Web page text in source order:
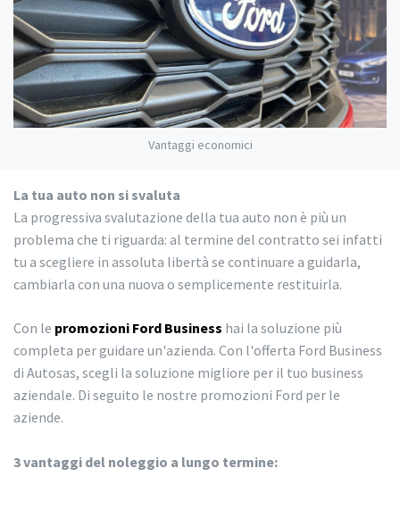
Vantaggi economici
La tua auto non si svaluta
La progressiva svalutazione della tua auto non è più un
problema che ti riguarda: al termine del contratto sei infatti
tu a scegliere in assoluta libertà se continuare a guidarla,
cambiarla con una nuova o semplicemente restituirla.
Con le promozioni Ford Business hai la soluzione più
completa per guidare un'azienda. Con l'offerta Ford Business
di Autosas, scegli la soluzione migliore per il tuo business
aziendale. Di seguito le nostre promozioni Ford per le
aziende.
3 vantaggi del noleggio a lungo termine: